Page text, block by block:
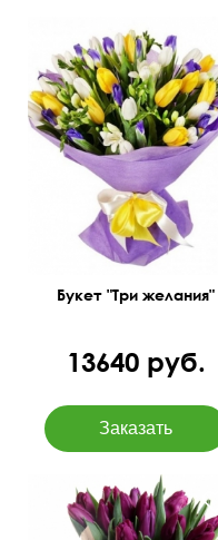
Тюльпаны, ирисы,
фетр.
Букет "Три желания"
13640 руб.